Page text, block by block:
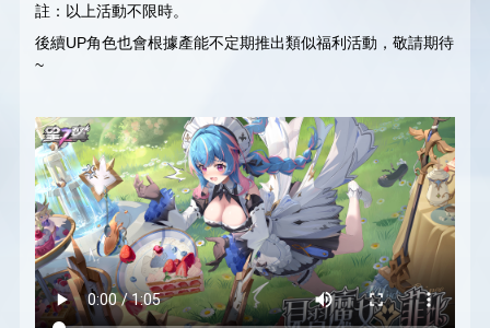
註：以上活動不限時。
後續UP角色也會根據產能不定期推出類似福利活動，敬請期待
~